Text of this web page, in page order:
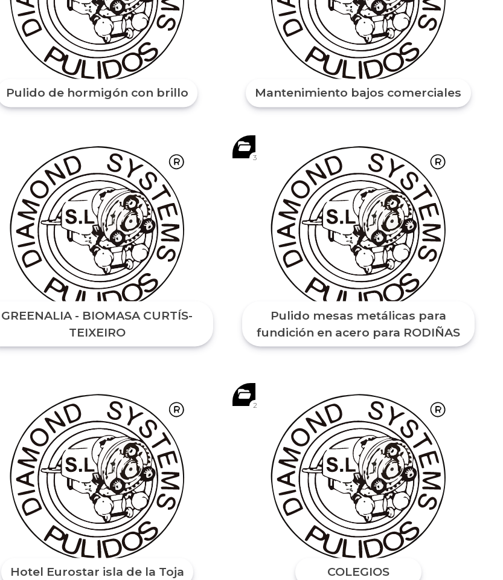
Pulido de hormigón con brillo Mantenimiento bajos comerciales
GREENALIA - BIOMASA CURTÍS-
TEIXEIRO
Pulido mesas metálicas para
fundición en acero para RODIÑAS
3
Hotel Eurostar isla de la Toja COLEGIOS
2